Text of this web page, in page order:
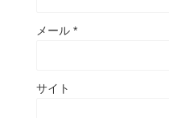
メール *
サイト